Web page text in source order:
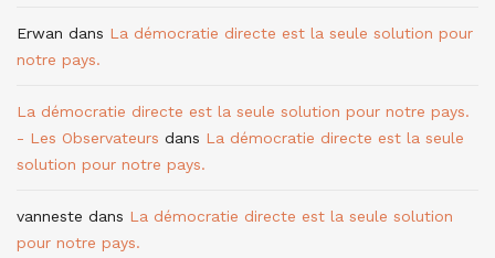
Erwan dans La démocratie directe est la seule solution pour
notre pays.
La démocratie directe est la seule solution pour notre pays.
- Les Observateurs dans La démocratie directe est la seule
solution pour notre pays.
vanneste dans La démocratie directe est la seule solution
pour notre pays.